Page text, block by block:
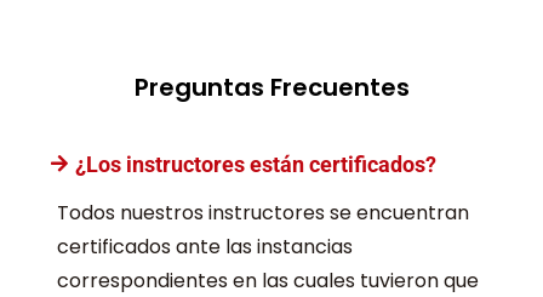
Preguntas Frecuentes
¿Los instructores están certificados?
Todos nuestros instructores se encuentran
certificados ante las instancias
correspondientes en las cuales tuvieron que